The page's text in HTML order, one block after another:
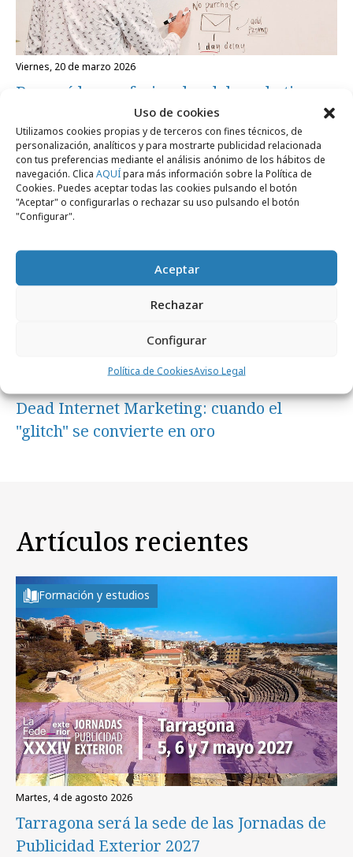
Uso de cookies
Utilizamos cookies propias y de terceros con fines técnicos, de
personalización, analíticos y para mostrarte publicidad relacionada
con tus preferencias mediante el análisis anónimo de los hábitos de
navegación. Clica AQUÍpara más información sobre la Política de
Cookies. Puedes aceptar todas las cookies pulsando el botón
"Aceptar" o configurarlas o rechazar su uso pulsando el botón
"Configurar".
Aceptar
Rechazar
Configurar
Política de CookiesAviso Legal
viernes, 20 de marzo 2026
Por qué los profesionales del marketing
apuestan por la formación digital continua
Opinión
Dead Internet Marketing: cuando el
"glitch" se convierte en oro
Artículos recientes
Formación y estudios
martes, 4 de agosto 2026
Tarragona será la sede de las Jornadas de
Publicidad Exterior 2027